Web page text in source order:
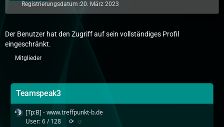
Registrierungsdatum 20. März 2023
Der Benutzer hat den Zugriff auf sein vollständiges Profil
eingeschränkt.
Mitglieder
Teamspeak3
[Tp:B] - www.treffpunkt-b.de
User: 6 / 128
⟳ ◌